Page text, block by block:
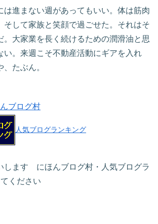
は進まない週があってもいい。体は筋肉
そして家族と笑顔で過ごせた。それはそ
。大家業を長く続けるための潤滑油と思
い。来週こそ不動産活動にギアを入れ
たぶん。
ブログ村
人気ブログランキング
します にほんブログ村・人気ブログラ
ください